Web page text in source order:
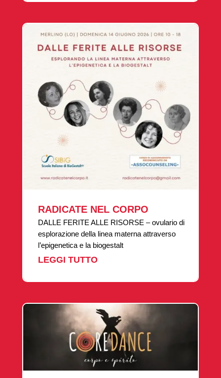
RADICATE NEL CORPO
DALLE FERITE ALLE RISORSE – ovulario di
esplorazione della linea materna attraverso
l’epigenetica e la biogestalt
LEGGI TUTTO